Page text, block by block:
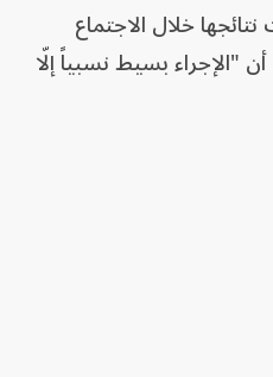
خلال الاجتماع
"الإجراء بسيط نسبياً إلّا